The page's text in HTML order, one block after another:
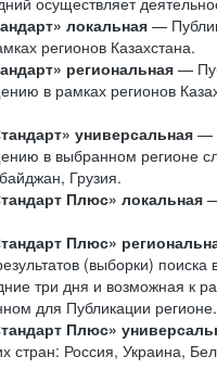
локальная—
регионов Казахстана.
региональная —
в рамках регионов
универсальная—
в выбранном регионе
Грузия.
Плюс» локальная
Плюс»
(выборки)
три дня и возможная к
для Публикации регионе.
Плюс»
Россия, Украина,